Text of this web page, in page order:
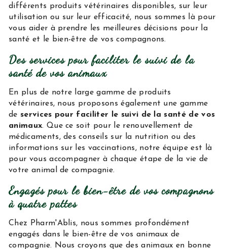
différents produits vétérinaires disponibles, sur leur
utilisation ou sur leur efficacité, nous sommes là pour
vous aider à prendre les meilleures décisions pour la
santé et le bien-être de vos compagnons.
Des services pour faciliter le suivi de la
santé de vos animaux
En plus de notre large gamme de produits
vétérinaires, nous proposons également une gamme
de services pour faciliter le suivi de la santé de vos
animaux. Que ce soit pour le renouvellement de
médicaments, des conseils sur la nutrition ou des
informations sur les vaccinations, notre équipe est là
pour vous accompagner à chaque étape de la vie de
votre animal de compagnie.
Engagés pour le bien-être de vos compagnons
à quatre pattes
Chez Pharm'Ablis, nous sommes profondément
engagés dans le bien-être de vos animaux de
compagnie. Nous croyons que des animaux en bonne